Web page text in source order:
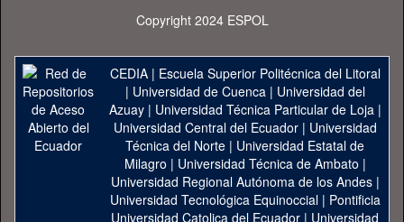
Copyright 2024 ESPOL
CEDIA| Escuela Superior Politécnica del Litoral
| Universidad de Cuenca| Universidad del
Azuay| Universidad Técnica Particular de Loja|
Universidad Central del Ecuador| Universidad
Técnica del Norte | Universidad Estatal de
Milagro | Universidad Técnica de Ambato |
Universidad Regional Autónoma de los Andes|
Universidad Tecnológica Equinoccial| Pontificia
Universidad Catolica del Ecuador | Universidad